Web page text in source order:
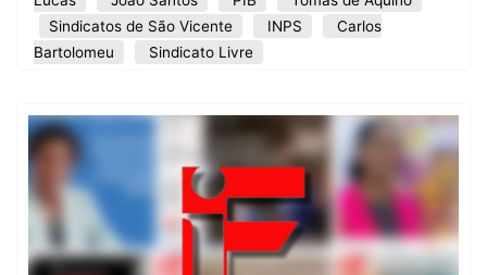
Sindicatos de São Vicente
INPS
Carlos
Bartolomeu
Sindicato Livre